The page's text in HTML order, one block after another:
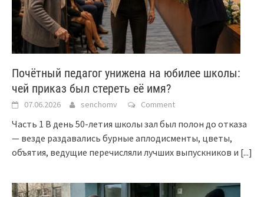
Почётный педагог унижена на юбилее школы:
чей приказ был стереть её имя?
07.06.2026 senchomv Comment
Часть 1 В день 50-летия школы зал был полон до отказа
— везде раздавались бурные аплодисменты, цветы,
объятия, ведущие перечисляли лучших выпускников и [...]